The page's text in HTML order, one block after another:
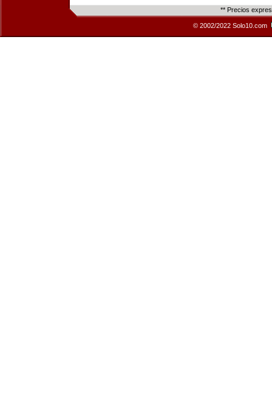
** Precios
© 2002/2022 Solo10.com